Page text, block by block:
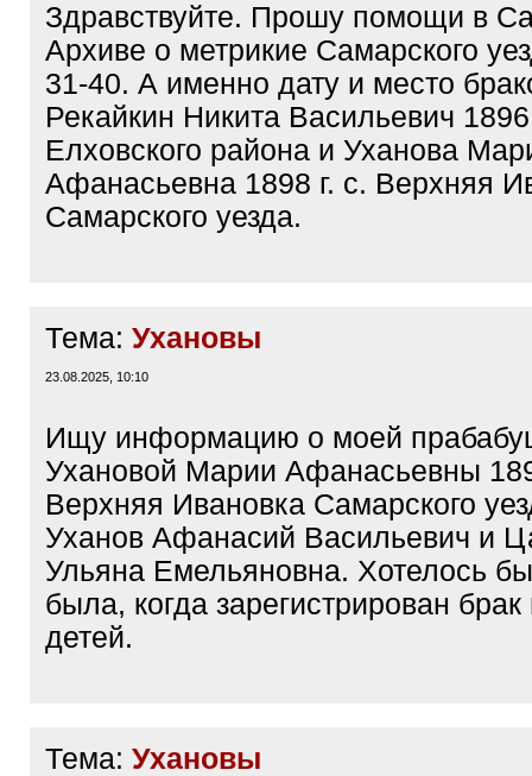
Здравствуйте. Прошу помощи в
Архиве о метрикие Самарского
31-40. А именно дату и место
Рекайкин Никита Васильевич 1896
Елховского района и Уханова
Афанасьевна 1898 г. с. Верхняя
Самарского уезда.
Тема: Ухановы
23.08.2025, 10:10
Ищу информацию о моей
Ухановой Марии Афанасьевны
Верхняя Ивановка Самарского
Уханов Афанасий Васильевич и
Ульяна Емельяновна. Хотелось
была, когда зарегистрирован брак
детей.
Тема: Ухановы